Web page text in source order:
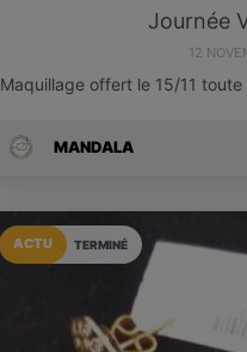
Journée
12
Maquillage offert le 15/11
MANDALA
TERMINÉ
ACTU